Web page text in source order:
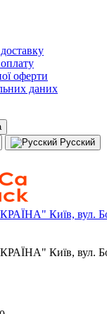
оферти
даних
Русский
Київ, вул.
Київ, вул.